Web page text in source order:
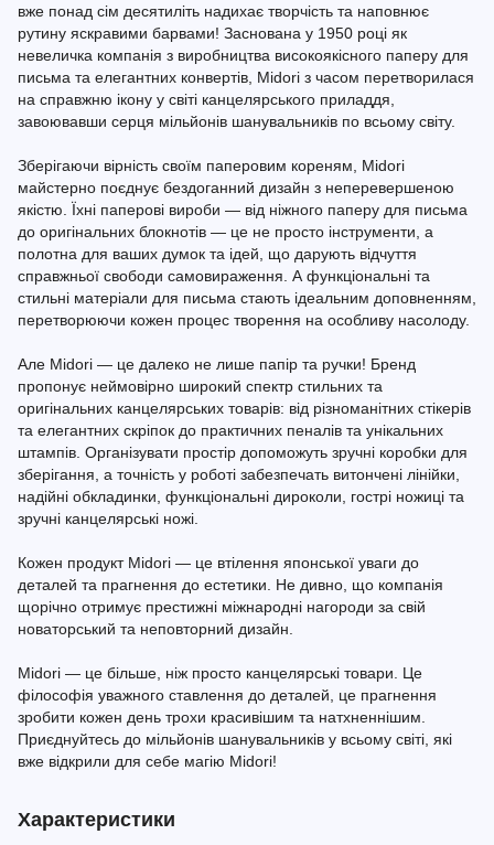
вже понад сім десятиліть надихає творчість та наповнює
рутину яскравими барвами! Заснована у 1950 році як
невеличка компанія з виробництва високоякісного паперу для
письма та елегантних конвертів, Midori з часом перетворилася
на справжню ікону у світі канцелярського приладдя,
завоювавши серця мільйонів шанувальників по всьому світу.
Зберігаючи вірність своїм паперовим кореням, Midori
майстерно поєднує бездоганний дизайн з неперевершеною
якістю. Їхні паперові вироби — від ніжного паперу для письма
до оригінальних блокнотів — це не просто інструменти, а
полотна для ваших думок та ідей, що дарують відчуття
справжньої свободи самовираження. А функціональні та
стильні матеріали для письма стають ідеальним доповненням,
перетворюючи кожен процес творення на особливу насолоду.
Але Midori — це далеко не лише папір та ручки! Бренд
пропонує неймовірно широкий спектр стильних та
оригінальних канцелярських товарів: від різноманітних стікерів
та елегантних скріпок до практичних пеналів та унікальних
штампів. Організувати простір допоможуть зручні коробки для
зберігання, а точність у роботі забезпечать витончені лінійки,
надійні обкладинки, функціональні дироколи, гострі ножиці та
зручні канцелярські ножі.
Кожен продукт Midori — це втілення японської уваги до
деталей та прагнення до естетики. Не дивно, що компанія
щорічно отримує престижні міжнародні нагороди за свій
новаторський та неповторний дизайн.
Midori — це більше, ніж просто канцелярські товари. Це
філософія уважного ставлення до деталей, це прагнення
зробити кожен день трохи красивішим та натхненнішим.
Приєднуйтесь до мільйонів шанувальників у всьому світі, які
вже відкрили для себе магію Midori!
Характеристики